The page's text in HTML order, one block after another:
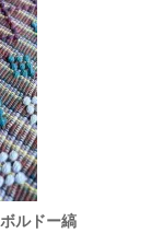
ルドー縞